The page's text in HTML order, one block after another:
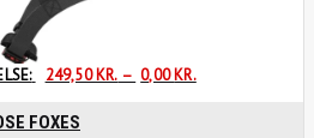
249,50KR. – 0,00KR.
FOXES